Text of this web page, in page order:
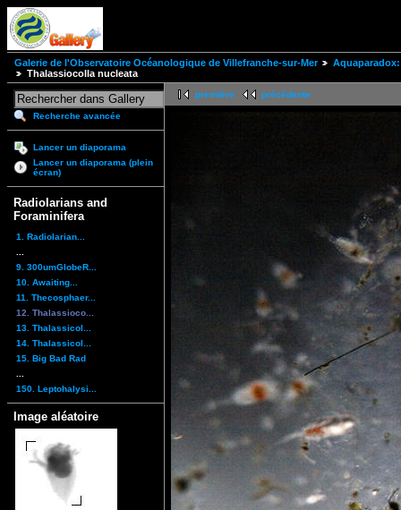
Galerie de l'Observatoire Océanologique de Villefranche-sur-Mer
Thalassiocolla nucleata
Recherche avancée
Lancer un diaporama
Lancer un diaporama (plein
écran)
Radiolarians and
Foraminifera
1. Radiolarian...
9. 300umGlobeR...
10. Awaiting...
11. Thecosphaer...
12. Thalassioco...
13. Thalassicol...
14. Thalassicol...
15. Big Bad Rad
150. Leptohalysi...
Image aléatoire
première précédente